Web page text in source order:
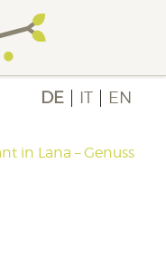
DE IT EN
in Lana – Genuss